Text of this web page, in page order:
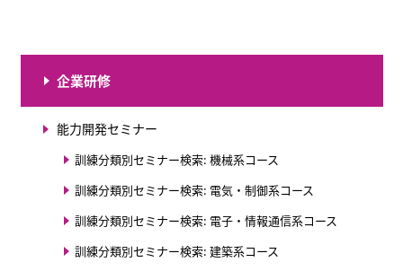
企業研修
能力開発セミナー
訓練分類別セミナー検索: 機械系コース
訓練分類別セミナー検索: 電気・制御系コース
訓練分類別セミナー検索: 電子・情報通信系コース
訓練分類別セミナー検索: 建築系コース